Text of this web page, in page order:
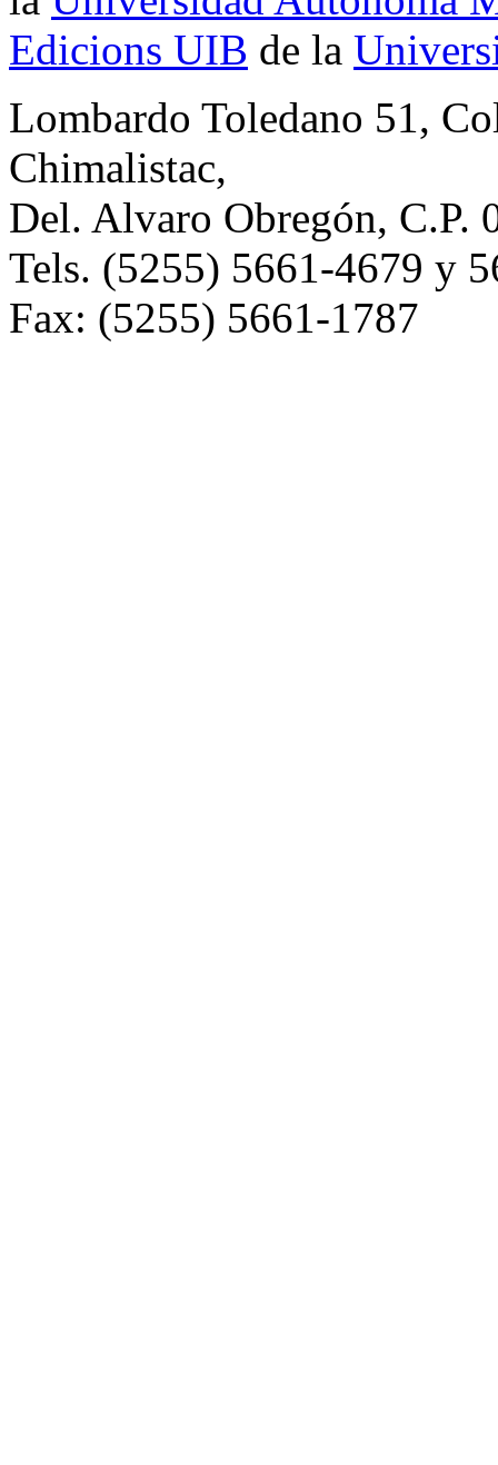
Edicions UIB de la
Lombardo Toledano 51,
Chimalistac,
Del. Alvaro Obregón, C.P.
Tels. (5255) 5661-4679 y
Fax: (5255) 5661-1787